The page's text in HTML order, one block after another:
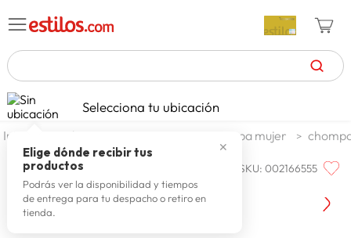
TÉRMINOS MÁS BUSCADOS
1. zapatillas mujer
2. celulares
3. zapatillas hombre
4. moda
Selecciona tu ubicación
✕
Elige dónde recibir tus
productos
Podrás ver la disponibilidad y tiempos
de entrega para tu despacho o retiro en
tienda.
moda y accesorios ropa mujer
BIG CITY SKU:002166555
Chompa Mujer Big City Capri